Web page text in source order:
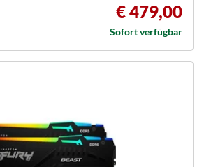
€ 479,00
Sofort verfügbar